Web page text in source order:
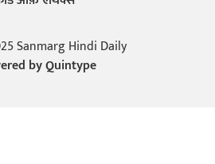
Sanmarg Hindi Daily
byQuintype